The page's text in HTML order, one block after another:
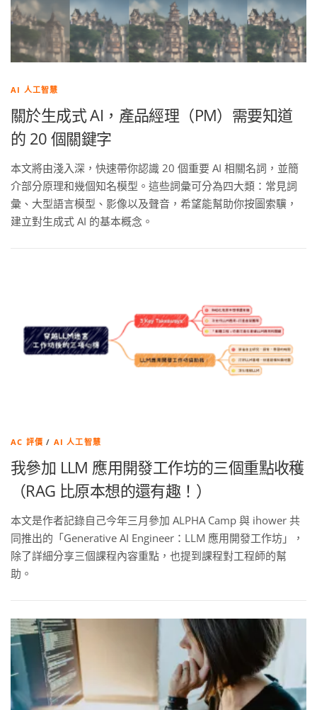
AI 人工智慧
關於生成式 AI，產品經理（PM）需要知道
的 20 個關鍵字
本文將由淺入深，快速帶你認識 20 個重要 AI 相關名詞，並簡
介部分原理和幾個知名模型。這些詞彙可分為四大類：常見詞
彙、大型語言模型、影像以及聲音，希望能幫助你按圖索驥，
建立對生成式 AI 的基本概念。
AC 評價 / AI 人工智慧
我參加 LLM 應用開發工作坊的三個重點收穫
（RAG 比原本想的還有趣！）
本文是作者記錄自己今年三月參加 ALPHA Camp 與 ihower 共
同推出的「Generative AI Engineer：LLM 應用開發工作坊」，
除了詳細分享三個課程內容重點，也提到課程對工程師的幫
助。